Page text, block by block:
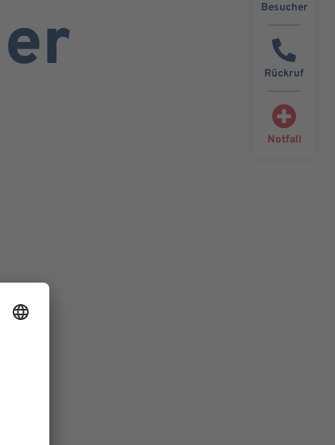
Besucher
Rückruf
Notfall